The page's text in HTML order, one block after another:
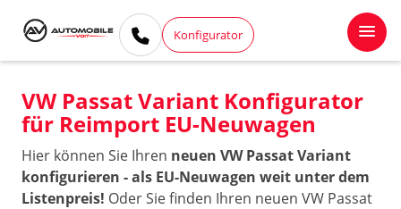
Konfigurator
VW Passat Variant Konfigurator
für Reimport EU-Neuwagen
Hier können Sie Ihren neuen VW Passat Variant
konfigurieren - als EU-Neuwagen weit unter dem
Listenpreis! Oder Sie finden Ihren neuen VW Passat